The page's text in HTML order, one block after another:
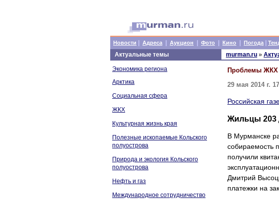
Новости Адреса Аукцион Фото Кино Погода
Актуальные темы
Экономика региона
Арктика
Социальная сфера
ЖКХ
Культурная жизнь края
Полезные ископаемые Кольского
полуострова
Природа и экология Кольского
полуострова
Нефть и газ
Международное сотрудничество
murman.ru »
Проблемы ЖКХ
29 мая 2014 г.
Российская
Жильцы 203
В Мурманске
собираемость
получили
Дмитрий
платежки на